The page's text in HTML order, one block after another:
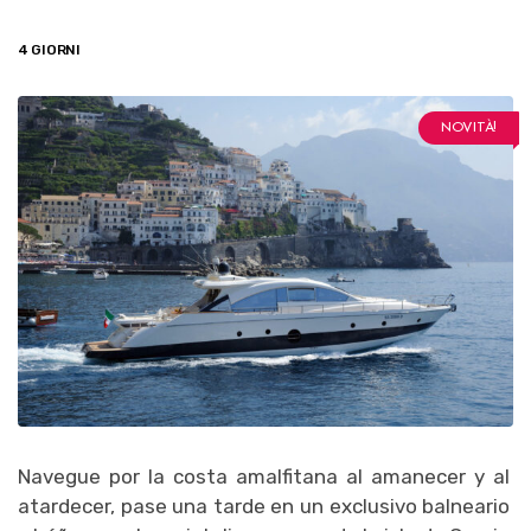
4 GIORNI
NOVITÀ!
Navegue por la costa amalfitana al amanecer y al
atardecer, pase una tarde en un exclusivo balneario